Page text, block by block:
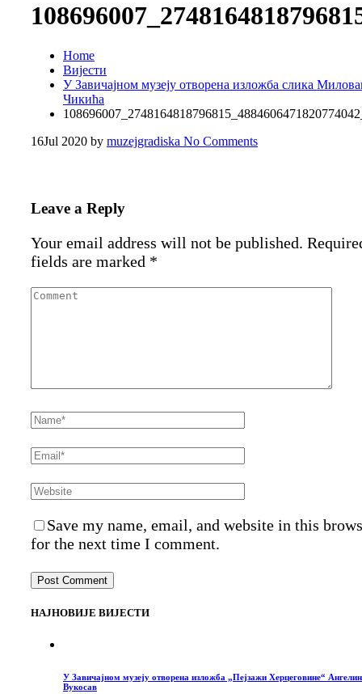
Home
Вијести
У Завичајном музеју отворена изложба слика
Чикића
16Jul 2020 by muzejgradiska No Comments
Leave a Reply
Your email address will not be published.
fields are marked *
Save my name, email, and website in this
for the next time I comment.
НАЈНОВИЈЕ ВИЈЕСТИ
У Завичајном музеју отворена изложба „Пејзажи Херцеговине“
Вукосав